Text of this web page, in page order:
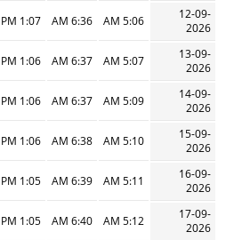
12-09-
2026
5:06 AM
6:36 AM
1:07 PM
13-09-
2026
5:07 AM
6:37 AM
1:06 PM
14-09-
2026
5:09 AM
6:37 AM
1:06 PM
15-09-
2026
5:10 AM
6:38 AM
1:06 PM
16-09-
2026
5:11 AM
6:39 AM
1:05 PM
17-09-
2026
5:12 AM
6:40 AM
1:05 PM